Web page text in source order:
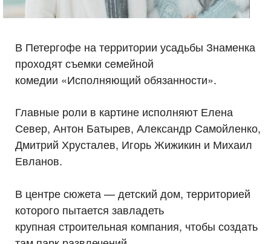
В Петергофе на территории усадьбы Знаменка
проходят съемки семейной
комедии «Исполняющий обязанности».
Главные роли в картине исполняют Елена
Север, Антон Батырев, Александр Самойленко,
Дмитрий Хрусталев, Игорь Жижикин и Михаил
Евланов.
В центре сюжета — детский дом, территорией
которого пытается завладеть
крупная строительная компания, чтобы создать